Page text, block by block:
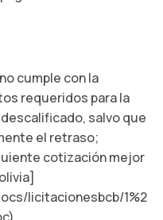
cumple con la
requeridos para la
salvo que
el retraso;
cotización mejor
licitacionesbcb/1%2